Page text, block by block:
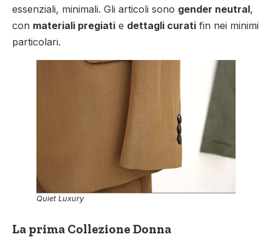
essenziali, minimali. Gli articoli sono gender neutral,
con materiali pregiati e dettagli curati fin nei minimi
particolari.
Quiet Luxury
La prima Collezione Donna